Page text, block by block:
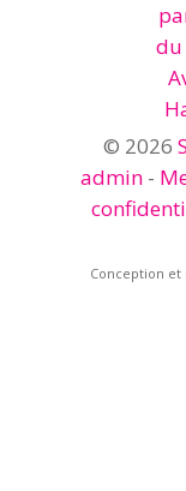
© 2026
admin -
Conception et